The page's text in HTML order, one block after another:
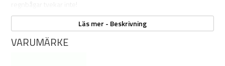
OBS! Se bild två för färgkoder
Den grundgående modellen fiskar optimalt på ca 0,6 - 1,2m
Läs mer - Beskrivning
VARUMÄRKE